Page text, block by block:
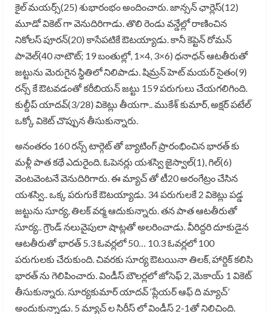
కైల్ మయర్స్(25) శుభారంభం అందించారు. జాన్సన్ ఛార్లెస్(12)
మూడో వికెట్ గా వెనుదిరిగాడు. తొలి రెండు వన్డేల్లో రాణించిన
నికోలస్ పూరన్(20) కాసేపటికే ఔటయ్యాడు. కానీ కెప్టెన్ రోమన్
పావెల్(40 నాటౌట్; 19 బంతుల్లో, 1×4, 3×6) ధనాధన్ ఆటతీరుతో
జట్టును మెరుగైన స్థితిలో నిలిపాడు. షిమ్రన్ హెట్ మయర్ సైతం(9)
రన్స్ కే ఔటవడంతో కరీబియన్ జట్టు 159 పరుగులు చేయగలిగింది.
కుల్దీప్ యాదవ్(3/28) వికెట్లు తీయగా.. ముకేశ్ కుమార్, అక్షర్ పటేల్
ఒక్కో వికెట్ చొప్పున తీసుకున్నారు.
అనంతరం 160 రన్స్ టార్గెట్ తో బ్యాటింగ్ ప్రారంభించిన భారత్ కు
మళ్లీ పాత కథే ఎదురైంది. ఓపెనర్లు యశస్వి జైస్వాల్(1), గిల్(6)
వెంటవెంటనే వెనుదిరిగారు. ఈ మ్యాచ్ తో టీ20 అరంగేట్రం చేసిన
యశస్వి.. ఒక్క పరుగుకే ఔటయ్యాడు. 34 పరుగులకే 2 వికెట్లు పడ్డ
జట్టును సూర్య, తిలక్ వర్మ ఆదుకున్నారు. తన పాత ఆటతీరుతో
సూర్య.. గ్రౌండ్ నలువైపులా షాట్లతో అలరించాడు. వీరిద్దరి దూకుడైన
ఆటతీరుతో భారత్ 5.3 ఓవర్లలో 50… 10.3 ఓవర్లలో 100
పరుగులకు చేరుకుంది. చివరకు సూర్య ఔటయినా తిలక్, హార్దిక్ కలిసి
భారత్ ను గెలిపించారు. విండీస్ బౌలర్లలో జోసెఫ్ 2, మెకాయ్ 1 వికెట్
తీసుకున్నారు. సూర్యకుమార్ యాదవ్ ‘ప్లేయర్ ఆఫ్ ది మ్యాచ్’
అందుకున్నాడు. 5 మ్యాచ్ ల సిరీస్ లో విండీస్ 2-1తో నిలిచింది.